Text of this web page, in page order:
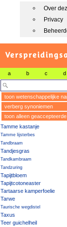
Over
Privacy
a b c d
toon wetenschappelijke
verberg synoniemen
toon alleen
Tamme kastanje
Tamme lijsterbes
Tandbraam
Tandjesgras
Tandkambraam
Tandzuring
Tapijtbloem
Tapijtcotoneaster
Tartaarse kamperfoelie
Tarwe
Taurische wegdistel
Taxus
Teer guichelheil